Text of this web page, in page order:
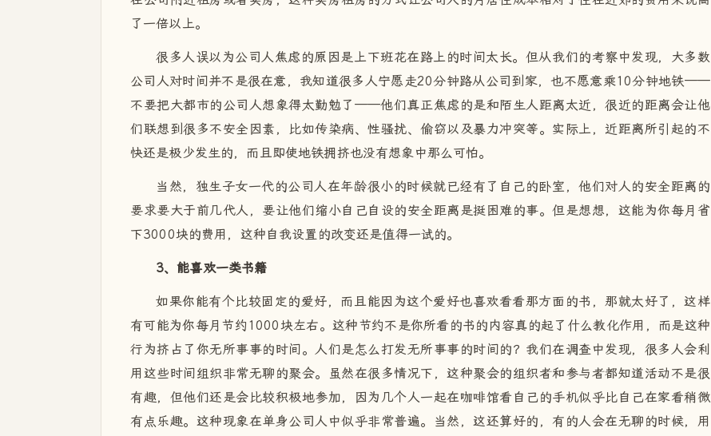
了一倍以上。
很多人误以为公司人焦虑的原因是上下班花在路上的时间太长。但从我们的考察中发现，大多数
公司人对时间并不是很在意，我知道很多人宁愿走20分钟路从公司到家，也不愿意乘10分钟地铁——
不要把大都市的公司人想象得太勤勉了——他们真正焦虑的是和陌生人距离太近，很近的距离会让他
们联想到很多不安全因素，比如传染病、性骚扰、偷窃以及暴力冲突等。实际上，近距离所引起的不
快还是极少发生的，而且即使地铁拥挤也没有想象中那么可怕。
当然，独生子女一代的公司人在年龄很小的时候就已经有了自己的卧室，他们对人的安全距离的
要求要大于前几代人，要让他们缩小自己自设的安全距离是挺困难的事。但是想想，这能为你每月省
下3000块的费用，这种自我设置的改变还是值得一试的。
3、能喜欢一类书籍
如果你能有个比较固定的爱好，而且能因为这个爱好也喜欢看看那方面的书，那就太好了，这样
有可能为你每月节约1000块左右。这种节约不是你所看的书的内容真的起了什么教化作用，而是这种
行为挤占了你无所事事的时间。人们是怎么打发无所事事的时间的？我们在调查中发现，很多人会利
用这些时间组织非常无聊的聚会。虽然在很多情况下，这种聚会的组织者和参与者都知道活动不是很
有趣，但他们还是会比较积极地参加，因为几个人一起在咖啡馆看自己的手机似乎比自己在家看稍微
有点乐趣。这种现象在单身公司人中似乎非常普遍。当然，这还算好的，有的人会在无聊的时候，用